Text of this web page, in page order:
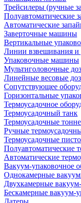
Трейсилеры (ручные
Полуавтоматические
Автоматические
Заверточные машины
Вертикальные
Линии взвешивания и
Упаковочные машины
Мультиголовочные
Линейные весовые
Сопутствующее
Горизонтальные
Термоусадочное
Термоусадочный танк
Термоусадочные
Ручные
Термоусадочные
Полуавтоматические
Автоматические
Вакуум-упаковочное
Однокамерные
Двухкамерные
Бескамерные
Датеры